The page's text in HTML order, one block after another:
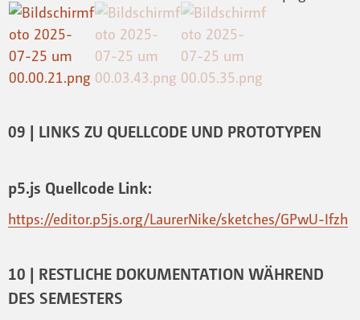
09 | LINKS ZU QUELLCODE UND PROTOTYPEN
p5.js Quellcode Link:
https://editor.p5js.org/LaurerNike/sketches/GPwU-Ifzh
10 | RESTLICHE DOKUMENTATION WÄHREND
DES SEMESTERS